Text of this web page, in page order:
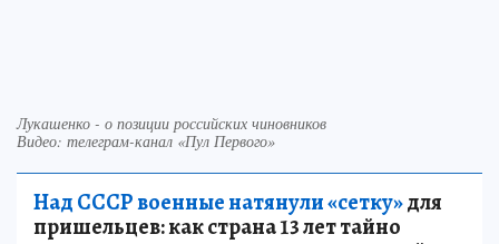
Лукашенко - о позиции российских чиновников
Видео: телеграм-канал «Пул Первого»
Над СССР военные натянули «сетку»для
пришельцев: как страна 13 лет тайно